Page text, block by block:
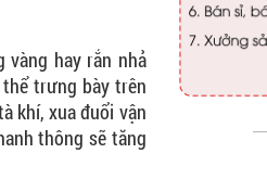
vàng hay rắn nhả
trưng bày trên
khí, xua đuổi vận
thông sẽ tăng